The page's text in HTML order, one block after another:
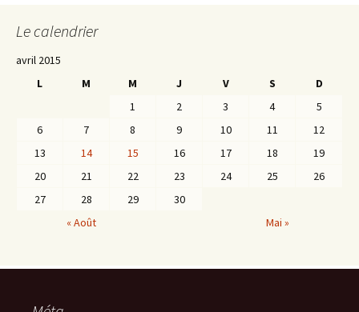
Le calendrier
avril 2015
L
M M J V S
D
1
2 3 4
5
6
7 8 9 10 11
12
13
14 15 16 17 18
19
20
21 22 23 24 25
26
27
28 29
30
« Août
Mai »